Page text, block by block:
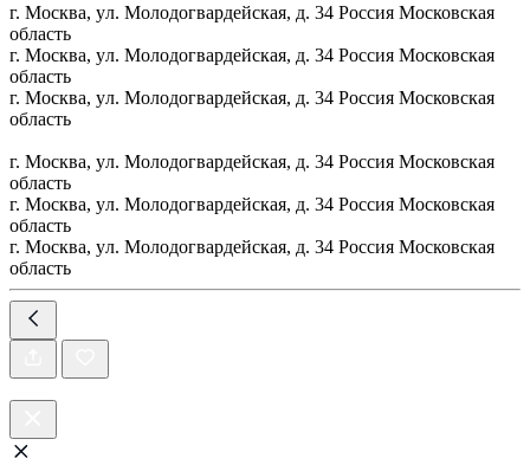
г. Москва, yл. Moлoдoгвapдeйcкaя, д. 34 Россия Московская
область
г. Москва, yл. Moлoдoгвapдeйcкaя, д. 34 Россия Московская
область
г. Москва, yл. Moлoдoгвapдeйcкaя, д. 34 Россия Московская
область
г. Москва, yл. Moлoдoгвapдeйcкaя, д. 34 Россия Московская
область
г. Москва, yл. Moлoдoгвapдeйcкaя, д. 34 Россия Московская
область
г. Москва, yл. Moлoдoгвapдeйcкaя, д. 34 Россия Московская
область